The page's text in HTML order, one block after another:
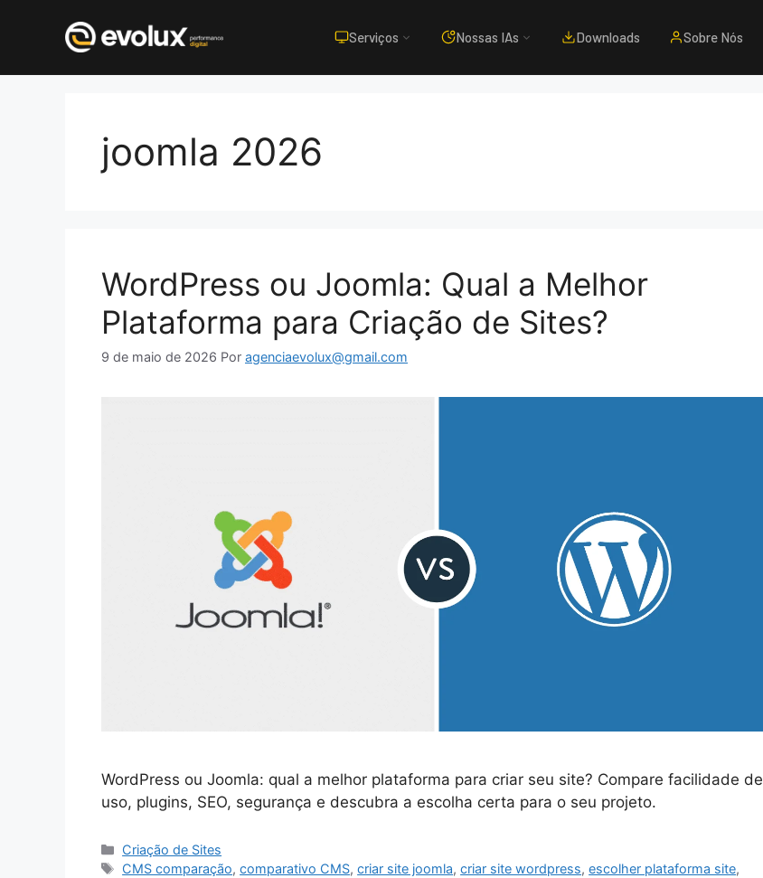
Serviços Nossas IAs Downloads Sobre Nós
joomla 2026
WordPress ou Joomla: Qual a Melhor
Plataforma para Criação de Sites?
9 de maio de 2026 Por agenciaevolux@gmail.com
WordPress ou Joomla: qual a melhor plataforma para criar seu site? Compare facilidade de
uso, plugins, SEO, segurança e descubra a escolha certa para o seu projeto.
Categorias
Criação de Sites
Tags
CMS comparação,comparativo CMS,criar site joomla,criar site wordpress,escolher plataforma site,